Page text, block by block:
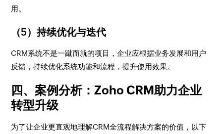
用。
（5）持续优化与迭代
CRM系统不是一蹴而就的项目，企业应根据业务发展和用户
反馈，持续优化系统功能和流程，提升使用效果。
四、案例分析：Zoho CRM助力企业
转型升级
为了让企业更直观地理解CRM全流程解决方案的价值，以下